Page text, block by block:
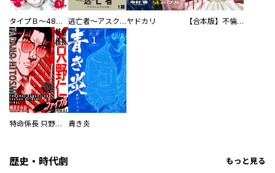
タイプＢ～48時間後、致死率100％～【単話】 逃亡者～アスクレピオスの杖～ヤドカリ 【合本版】不倫処刑
特命係長 只野仁ファイナル 愛蔵版 青き炎
歴史・時代劇 もっと見る